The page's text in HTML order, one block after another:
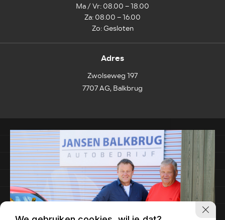
Ma / Vr: 08.00 – 18.00
Za: 08.00 – 16.00
Zo: Gesloten
Adres
Zwolseweg 197
7707 AG, Balkbrug